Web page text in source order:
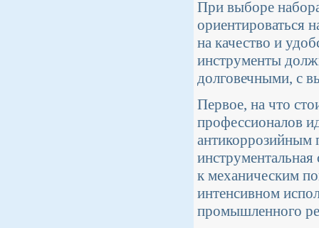
При выборе
ориентироваться
на качество и
инструменты
долговечными, с
Первое, на что
профессионалов
антикоррозийным
к механическим
интенсивном
промышленного